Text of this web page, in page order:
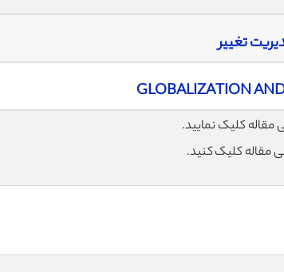
تغییر
GLOBALIZATION
مقاله کلیک کنید.